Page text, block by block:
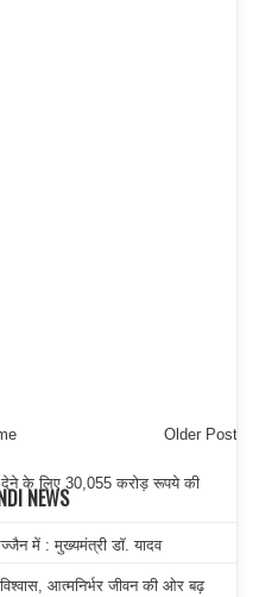
Older Post
NEWS
के लिए 30,055 करोड़ रूपये की
में : मुख्यमंत्री डॉ. यादव
आत्मनिर्भर जीवन की ओर बढ़